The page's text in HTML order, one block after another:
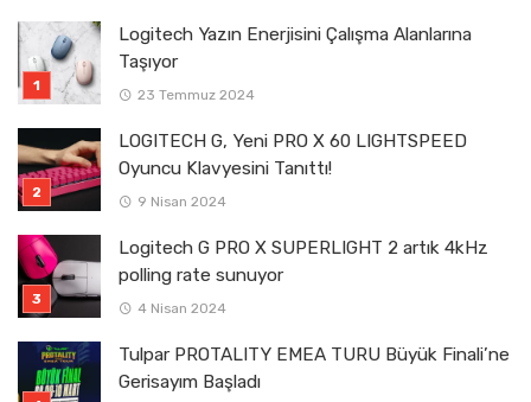
Logitech Yazın Enerjisini Çalışma Alanlarına
Taşıyor
23 Temmuz 2024
LOGITECH G, Yeni PRO X 60 LIGHTSPEED
Oyuncu Klavyesini Tanıttı!
9 Nisan 2024
Logitech G PRO X SUPERLIGHT 2 artık 4kHz
polling rate sunuyor
4 Nisan 2024
Tulpar PROTALITY EMEA TURU Büyük Finali’ne
Gerisayım Başladı